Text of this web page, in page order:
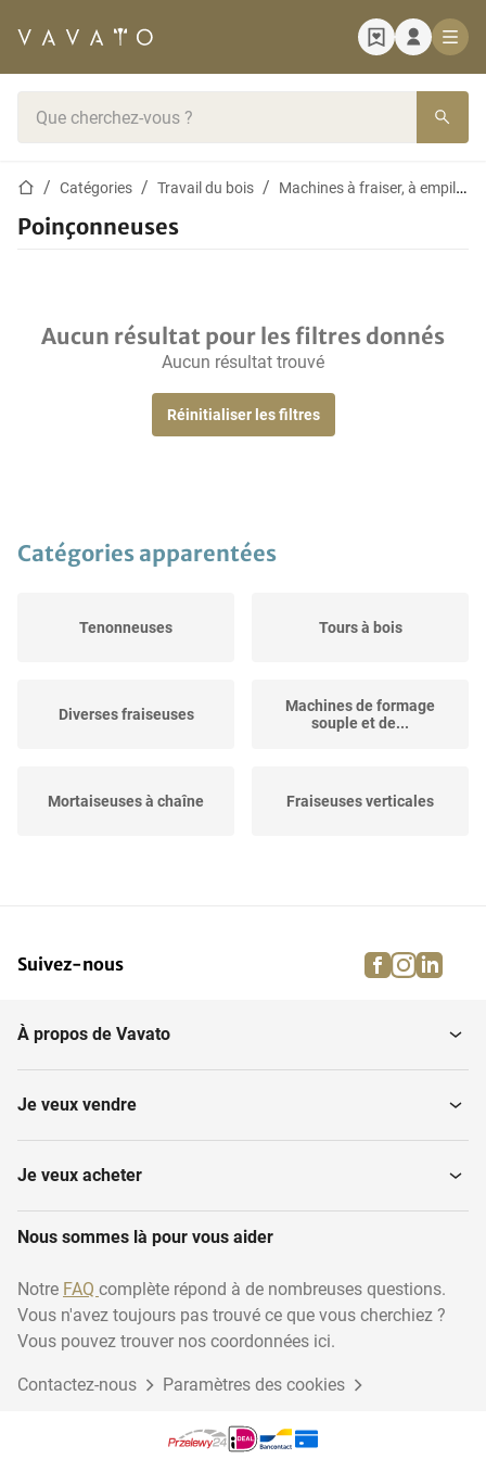
Page d'accueil
Catégories Travail du bois Machines à fraiser, à empiler et à tourner
Poinçonneuses
Aucun résultat pour les filtres donnés
Aucun résultat trouvé
Réinitialiser les filtres
Catégories apparentées
Tenonneuses Tours à bois
Diverses fraiseuses
Machines de formage
souple et de...
Mortaiseuses à chaîne Fraiseuses verticales
Suivez-nous facebook
À propos de Vavato
Je veux vendre
Je veux acheter
Nous sommes là pour vous aider
Notre FAQ complète répond à de nombreuses questions.
Vous n'avez toujours pas trouvé ce que vous cherchiez ?
Vous pouvez trouver nos coordonnées ici.
Contactez-nous Paramètres des cookies